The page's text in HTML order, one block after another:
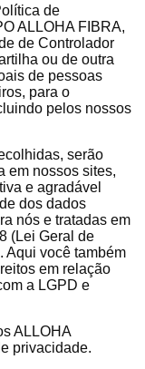
de
ALLOHA FIBRA,
de Controlador
ou de outra
de pessoas
para o
pelos nossos
serão
em nossos sites,
e agradável
dos dados
nós e tratadas em
(Lei Geral de
Aqui você também
em relação
a LGPD e
ALLOHA
privacidade.